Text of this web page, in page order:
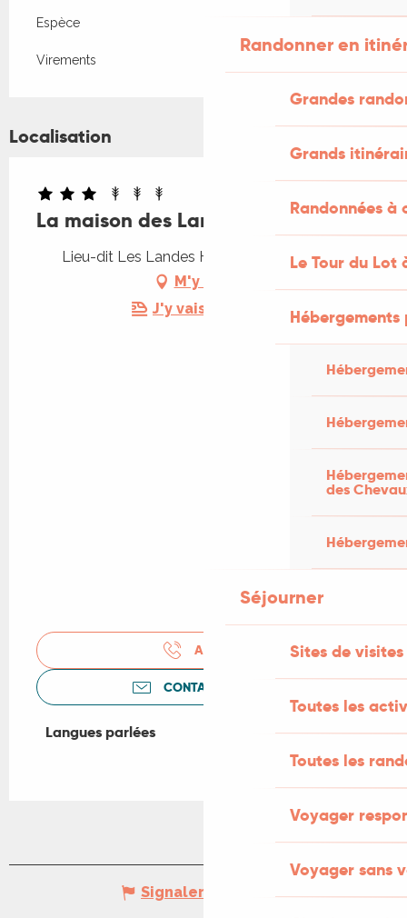
Randonner en
Grandes
Grands
Randonnées
Le Tour du Lot
des
Séjourner
Sites de visites
Toutes les
Toutes les
Voyager
Voyager sans
Espèce
Virements
Localisation
La maison des Landes
Lieu-dit Les Landes Hautes, 46600 Martel
M'y rendre
J'y vais en train !
APPELER
CONTACTEZ-NOUS
Langues parlées
Langues parlées
Signaler une erreur